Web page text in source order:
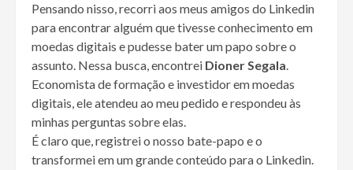
Pensando nisso, recorri aos meus amigos do Linkedin
para encontrar alguém que tivesse conhecimento em
moedas digitais e pudesse bater um papo sobre o
assunto. Nessa busca, encontrei Dioner Segala.
Economista de formação e investidor em moedas
digitais, ele atendeu ao meu pedido e respondeu às
minhas perguntas sobre elas.
É claro que, registrei o nosso bate-papo e o
transformei em um grande conteúdo para o Linkedin.